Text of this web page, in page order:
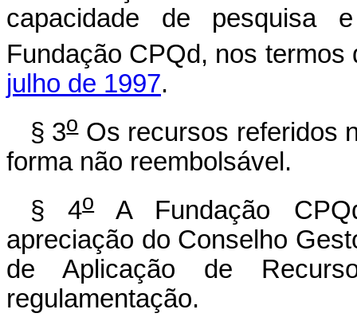
capacidade de pesquisa
Fundação CPQd, nos
julho de 1997.
§ 3oOs recursos referidos
forma não reembolsável.
§ 4oA Fundação
apreciação do Conselho
de Aplicação de
regulamentação.